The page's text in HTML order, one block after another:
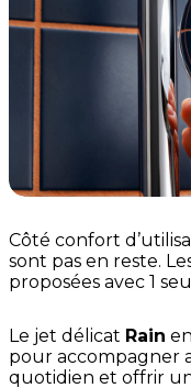
Côté confort
sont pas en reste.
proposées avec 1
Le jet délicat Rain
pour accompagner
quotidien et offrir